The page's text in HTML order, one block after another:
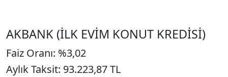
AKBANK (İLK EVİM KONUT KREDİSİ)
Faiz Oranı: %3,02
Aylık Taksit: 93.223,87 TL